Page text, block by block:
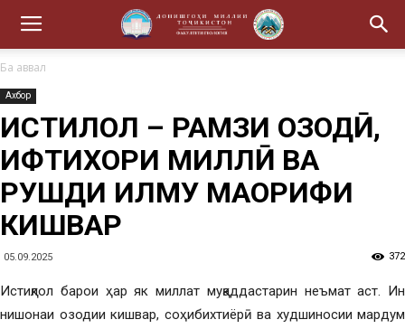
Ба аввал
Ахбор
ИСТИҚЛОЛ – РАМЗИ ОЗОДӢ,
ИФТИХОРИ МИЛЛӢ ВА
РУШДИ ИЛМУ МАОРИФИ
КИШВАР
05.09.2025 372
Истиқлол барои ҳар як миллат муқаддастарин неъмат аст. Ин
нишонаи озодии кишвар, соҳибихтиёрӣ ва худшиносии мардум